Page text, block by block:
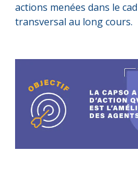
actions menées dans le
transversal au long cours.